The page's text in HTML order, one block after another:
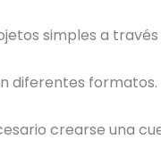
simples a través
formatos.
crearse una